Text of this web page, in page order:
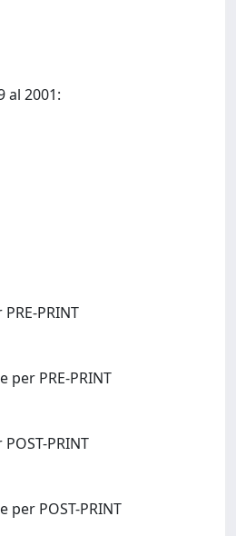
al 2001:
PRINT
PRE-PRINT
PRINT
POST-PRINT